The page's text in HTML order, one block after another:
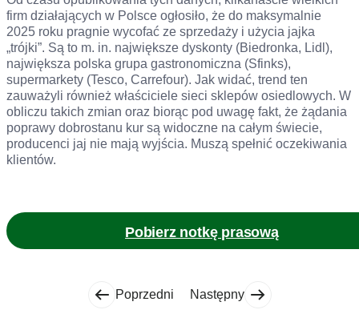
firm działających w Polsce ogłosiło, że do maksymalnie
2025 roku pragnie wycofać ze sprzedaży i użycia jajka
„trójki”. Są to m. in. największe dyskonty (Biedronka, Lidl),
największa polska grupa gastronomiczna (Sfinks),
supermarkety (Tesco, Carrefour). Jak widać, trend ten
zauważyli również właściciele sieci sklepów osiedlowych. W
obliczu takich zmian oraz biorąc pod uwagę fakt, że żądania
poprawy dobrostanu kur są widoczne na całym świecie,
producenci jaj nie mają wyjścia. Muszą spełnić oczekiwania
klientów.
Pobierz notkę prasową
Poprzedni Następny